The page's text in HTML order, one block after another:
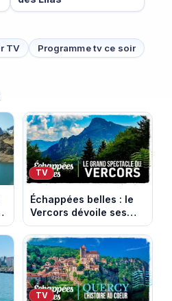
TV
Programme tv ce soir
TV
Échappées belles : le
Vercors dévoile ses
paysages les plus
spectaculaires
TV